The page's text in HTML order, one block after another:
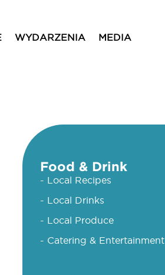
WYDARZENIA MEDIA
Food & Drink
- Local Recipes
- Local Drinks
- Local Produce
- Catering & Entertainment